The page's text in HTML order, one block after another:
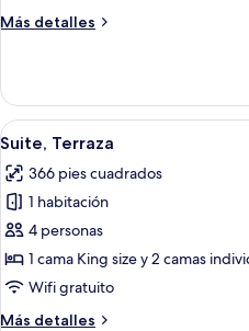
conectadas
Más detalles
Más
familiar,
habitaciones
conectadas
Abrir
todas
las
fotos
de
Suite,
Terraza
6
Suite, Terraza
366 pies cuadrados
1 habitación
4 personas
1 cama King size y 2 camas
Wifi gratuito
Más detalles
Más